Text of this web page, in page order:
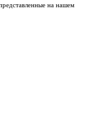
на нашем